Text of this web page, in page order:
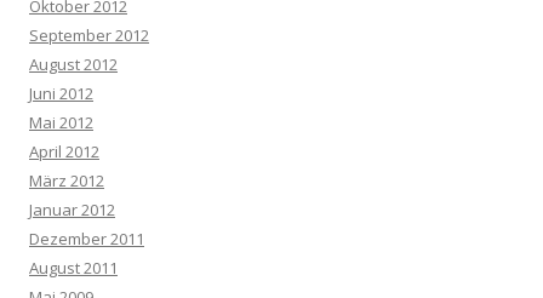
Oktober 2012
September 2012
August 2012
Juni 2012
Mai 2012
April 2012
März 2012
Januar 2012
Dezember 2011
August 2011